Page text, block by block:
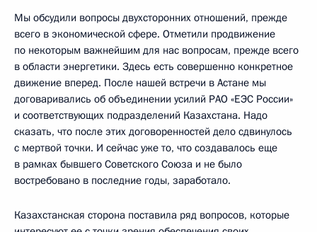
Мы обсудили вопросы двухсторонних отношений, прежде
всего в экономической сфере. Отметили продвижение
по некоторым важнейшим для нас вопросам, прежде всего
в области энергетики. Здесь есть совершенно конкретное
движение вперед. После нашей встречи в Астане мы
договаривались об объединении усилий РАО «ЕЭС России»
и соответствующих подразделений Казахстана. Надо
сказать, что после этих договоренностей дело сдвинулось
с мертвой точки. И сейчас уже то, что создавалось еще
в рамках бывшего Советского Союза и не было
востребовано в последние годы, заработало.
Казахстанская сторона поставила ряд вопросов, которые